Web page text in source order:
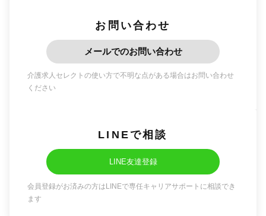
お問い合わせ
メールでのお問い合わせ
介護求人セレクトの使い方で不明な点がある場合はお問い合わせ
ください
LINEで相談
LINE友達登録
会員登録がお済みの方はLINEで専任キャリアサポートに相談でき
ます